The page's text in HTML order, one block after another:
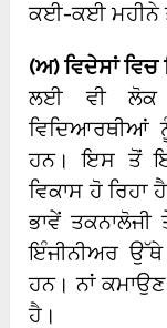
ਕਈ-ਕਈ ਮਹੀਨੇ
(ਅ) ਵਿਦੇਸਾਂ
ਲਈ ਵੀ ਲੋਕ
ਵਿਦਿਆਰਥੀਆਂ
ਹਨ। ਇਸ ਤੋਂ
ਵਿਕਾਸ ਹੋ
ਭਾਵੇਂ
ਇੰਜੀਨੀਅਰ ਉੱਥੇ
ਹਨ। ਨਾਂ ਕਮਾਉਣ
ਹੈ।